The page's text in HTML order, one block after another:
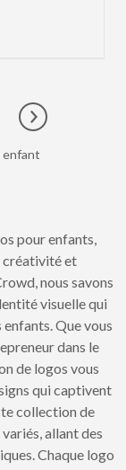
Go to next
enfant
pour enfants,
créativité et
nous savons
visuelle qui
Que vous
dans le
de logos vous
qui captivent
collection de
allant des
Chaque logo